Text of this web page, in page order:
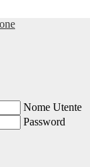
Nome Utente
Password